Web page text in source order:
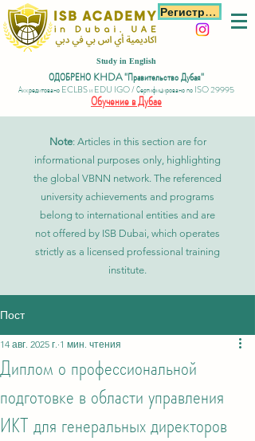
Регистрация
Study in English
ОДОБРЕНО KHDA "Правительство Дубая"
Аккредитовано ECLBS и EDU IGO / Сертифицировано по ISO 29995
Обучение в Дубае
Note: Articles in this section are for
informational purposes only, highlighting
the global VBNN network. The referenced
university achievements and programs
belong to international entities and are
not offered by ISB Dubai, which operates
strictly as a licensed professional training
institute.
Пост
Диплом о профессиональной
подготовке в области управления
ИКТ для генеральных директоров
14 авг. 2025 г. 1 мин. чтения